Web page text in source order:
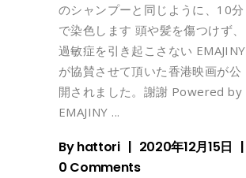
のシャンプーと同じように、10分
で染色します 頭や髪を傷つけず、
過敏症を引き起こさない EMAJINY
が協賛させて頂いた香港映画が公
開されました。謝謝 Powered by
EMAJINY
Byhattori
2020年12月15日
0 Comments